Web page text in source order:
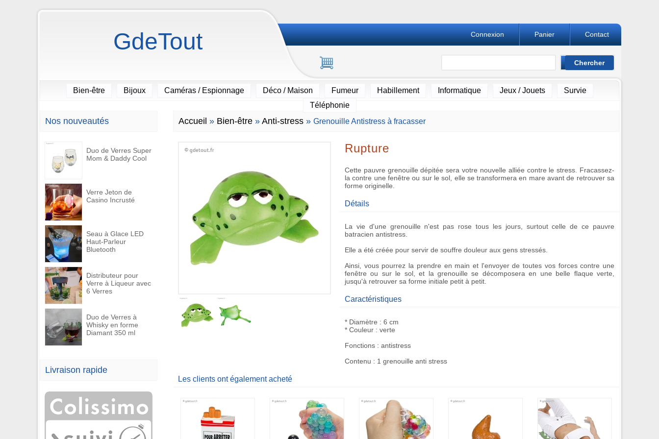
GdeTout Contact
Panier
Connexion
Bien-être Bijoux Caméras / Espionnage Déco / Maison Fumeur Habillement Informatique Jeux / Jouets
Survie
Téléphonie
Nos nouveautés
Duo de Verres Super
Mom & Daddy Cool
Verre Jeton de
Casino Incrusté
Seau à Glace LED
Haut-Parleur
Bluetooth
Distributeur pour
Verre à Liqueur avec
6 Verres
Duo de Verres à
Whisky en forme
Diamant 350 ml
Livraison rapide
Accueil » Bien-être » Anti-stress » Grenouille Antistress à fracasser
Rupture
Cette pauvre grenouille dépitée sera votre nouvelle alliée contre le stress. Fracassez-
la contre une fenêtre ou sur le sol, elle se transformera en mare avant de retrouver sa
forme originelle.
Détails
La vie d'une grenouille n'est pas rose tous les jours, surtout celle de ce pauvre
batracien antistress
Elle a été créée pour servir de souffre douleur aux gens stressés.
Ainsi, vous pourrez la prendre en main et l'envoyer de toutes vos forces contre une
fenêtre ou sur le sol, et la grenouille se décomposera en une belle flaque verte,
jusqu'à retrouver sa forme initiale petit à petit.
Caractéristiques
* Diamètre : 6 cm
* Couleur : verte
Fonctions : antistress
Contenu : 1 grenouille anti stress
Les clients ont également acheté